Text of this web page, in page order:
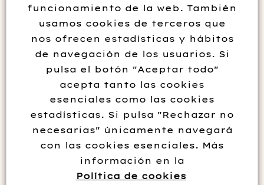
Leer más
CONTACTO
Vinivars. SL
667 55 71 15
966 42 02 10
funcionamiento de la web. También
usamos cookies de terceros que
nos ofrecen estadísticas y hábitos
de navegación de los usuarios. Si
pulsa el botón "Aceptar todo"
acepta tanto las cookies
esenciales como las cookies
estadísticas. Si pulsa "Rechazar no
necesarias" únicamente navegará
con las cookies esenciales. Más
información en la
Política de cookies